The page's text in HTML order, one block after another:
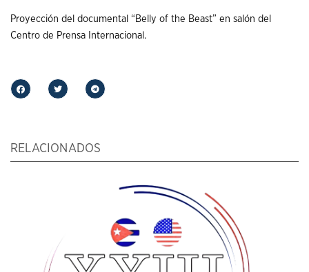
Proyección del documental “Belly of the Beast” en salón del
Centro de Prensa Internacional.
RELACIONADOS